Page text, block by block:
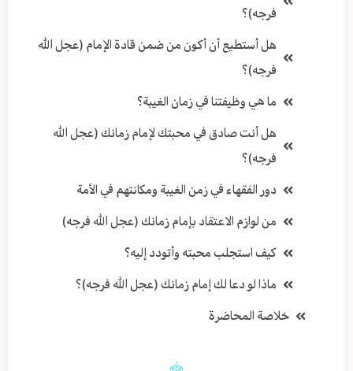
فرجه)؟
هل أستطيع أن أكون من ضمن قادة الإمام (عجل الله
فرجه)؟
ما هي وظيفتنا في زمان الغيبة؟
هل أنت صادق في محبتك لإمام زمانك (عجل الله
فرجه)؟
دور الفقهاء في زمن الغيبة ومكانتهم في الأمة
من لوازم الاعتقاد بإمام زمانك (عجل الله فرجه)
كيف استجلب محبته وأتودد إليه؟
ماذا لو دعا لك إمام زمانك (عجل الله فرجه)؟
خلاصة المحاضرة